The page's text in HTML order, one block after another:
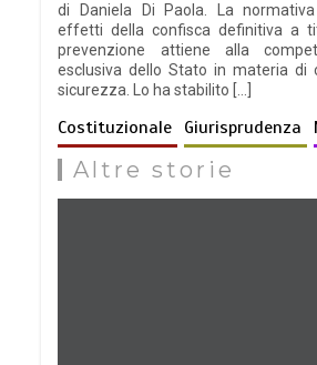
di Daniela Di Paola. La
effetti della confisca definitiva a
prevenzione attiene alla
esclusiva dello Stato in materia di
sicurezza. Lo ha stabilito […]
Costituzionale Giurisprudenza
Altre storie